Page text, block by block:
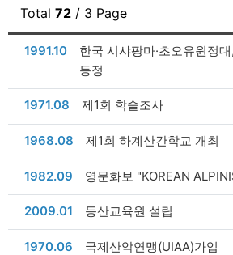
Total 72 / 3 Page
날짜
1991.10
한국 시샤팡마·초오유원정
등정
날짜
1971.08 제1회 학술조사
날짜
1968.08 제1회 하계산간학교 개최
날짜
1982.09 영문화보 "KOREAN
날짜
2009.01 등산교육원 설립
날짜
1970.06 국제산악연맹(UIAA)가입